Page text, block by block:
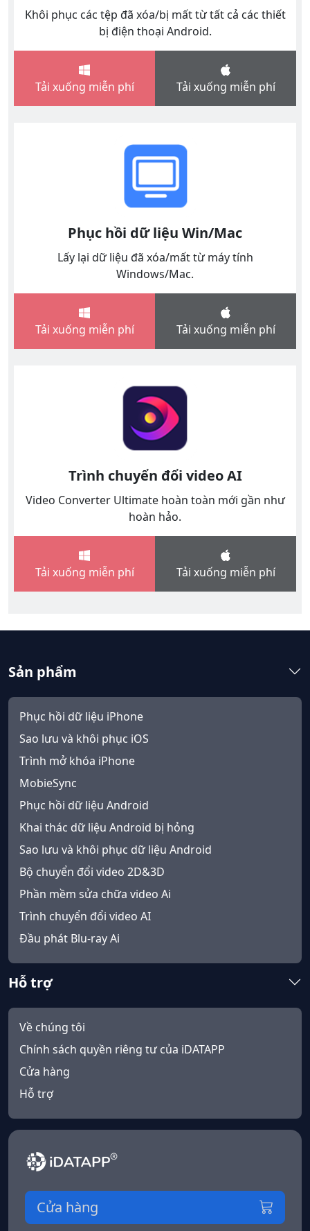
Khôi phục các tệp đã xóa/bị mất từ ​​tất cả các thiết
bị điện thoại Android.
Tải xuống miễn phí Tải xuống miễn phí
Phục hồi dữ liệu Win/Mac
Lấy lại dữ liệu đã xóa/mất từ ​​máy tính
Windows/Mac.
Tải xuống miễn phí Tải xuống miễn phí
Trình chuyển đổi video AI
Video Converter Ultimate hoàn toàn mới gần như
hoàn hảo.
Tải xuống miễn phí Tải xuống miễn phí
Sản phẩm
Phục hồi dữ liệu iPhone
Sao lưu và khôi phục iOS
Trình mở khóa iPhone
MobieSync
Phục hồi dữ liệu Android
Khai thác dữ liệu Android bị hỏng
Sao lưu và khôi phục dữ liệu Android
Bộ chuyển đổi video 2D&3D
Phần mềm sửa chữa video Ai
Trình chuyển đổi video AI
Đầu phát Blu-ray Ai
Hỗ trợ
Về chúng tôi
Chính sách quyền riêng tư của iDATAPP
Cửa hàng
Hỗ trợ
Cửa hàng